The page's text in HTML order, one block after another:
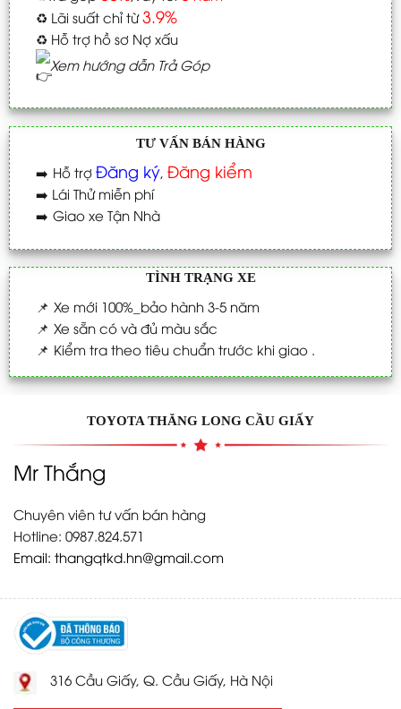
♻️ Lãi suất chỉ từ3.9%
♻️ Hỗ trợ hồ sơ Nợ xấu
Xem hướng dẫn Trả Góp
TƯ VẤN BÁN HÀNG
➡️ Hỗ trợ Đăng ký, Đăng kiểm
➡️ Lái Thử miễn phí
➡️ Giao xe Tận Nhà
TÌNH TRẠNG XE
📌 Xe mới 100%_bảo hành 3-5 năm
📌 Xe sẵn có và đủ màu sắc
📌 Kiểm tra theo tiêu chuẩn trước khi giao .
TOYOTA THĂNG LONG CẦU GIẤY
Mr Thắng
Chuyên viên tư vấn bán hàng
Hotline: 0987.824.571
Email: thangqtkd.hn@gmail.com
316 Cầu Giấy, Q. Cầu Giấy, Hà Nội